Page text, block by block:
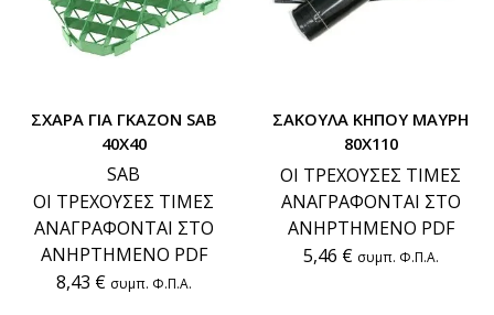
ΣΧΑΡΑ ΓΙΑ ΓΚΑΖΟΝ SAB
40Χ40
SAB
ΟΙ ΤΡΕΧΟΥΣΕΣ ΤΙΜΕΣ
ΑΝΑΓΡΑΦΟΝΤΑΙ ΣΤΟ
ΑΝΗΡΤΗΜΕΝΟ PDF
8,43 € συμπ. Φ.Π.Α.
ΣΑΚΟΥΛΑ ΚΗΠΟΥ ΜΑΥΡΗ
80Χ110
ΟΙ ΤΡΕΧΟΥΣΕΣ ΤΙΜΕΣ
ΑΝΑΓΡΑΦΟΝΤΑΙ ΣΤΟ
ΑΝΗΡΤΗΜΕΝΟ PDF
5,46 € συμπ. Φ.Π.Α.